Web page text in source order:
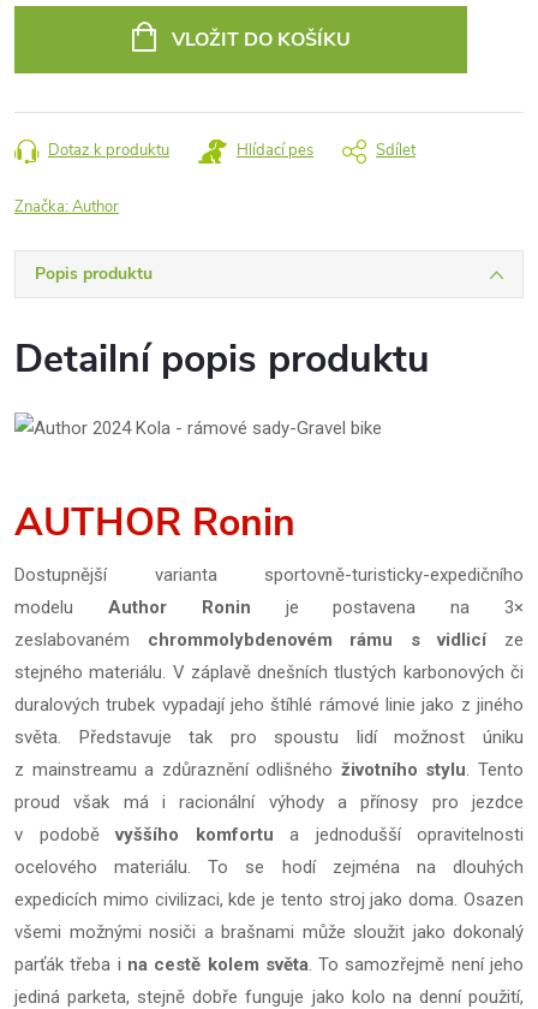
VLOŽIT DO KOŠÍKU
Dotaz k produktu Hlídací pes Sdílet
Značka:Author
Popis produktu
Detailní popis produktu
AUTHOR Ronin
Dostupnější varianta sportovně-turisticky-expedičního
modelu Author Ronin je postavena na 3×
zeslabovaném chrommolybdenovém rámu s vidlicíze
stejného materiálu. V záplavě dnešních tlustých karbonových či
duralových trubek vypadají jeho štíhlé rámové linie jako z jiného
světa. Představuje tak pro spoustu lidí možnost úniku
z mainstreamu a zdůraznění odlišného životního stylu. Tento
proud však má i racionální výhody a přínosy pro jezdce
v podoběvyššího komfortu a jednodušší opravitelnosti
ocelového materiálu. To se hodí zejména na dlouhých
expedicích mimo civilizaci, kde je tento stroj jako doma. Osazen
všemi možnými nosiči a brašnami může sloužit jako dokonalý
parťák třeba i na cestě kolem světa. To samozřejmě není jeho
jediná parketa, stejně dobře funguje jako kolo na denní použití,